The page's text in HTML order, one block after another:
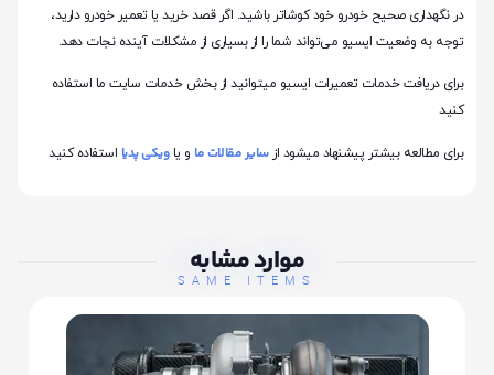
در نگهداری صحیح خودرو خود کوشاتر باشید. اگر قصد خرید یا تعمیر خودرو دارید،
توجه به وضعیت ایسیو می‌تواند شما را از بسیاری از مشکلات آینده نجات دهد.
برای دریافت خدمات تعمیرات ایسیو میتوانید از بخش خدمات سایت ما استفاده
کنید
برای مطالعه بیشتر پیشنهاد میشود ازسایر مقالات ما و یاویکی پدیا استفاده کنید
موارد مشابه
SAME ITEMS